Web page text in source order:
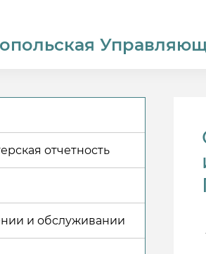
отчетность
и обслуживании